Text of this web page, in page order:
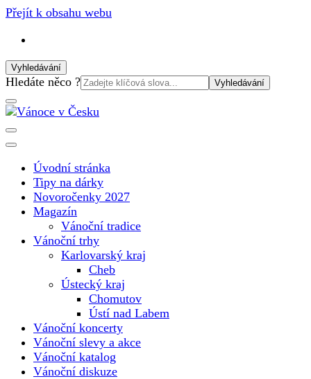
Přejít k obsahu webu
Vyhledávání
Vyhledat:
Hledáte něco ?
Vánoce v Česku
nejkrásnějším svátku v roce v České republice
Úvodní stránka
Tipy na dárky
Novoročenky 2027
Magazín
Vánoční tradice
Vánoční trhy
Karlovarský kraj
Cheb
Ústecký kraj
Chomutov
Ústí nad Labem
Vánoční koncerty
Vánoční slevy a akce
Vánoční katalog
Vánoční diskuze